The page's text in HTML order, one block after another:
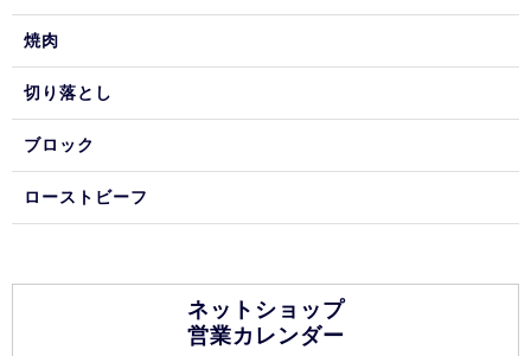
焼肉
切り落とし
ブロック
ローストビーフ
ネットショップ
営業カレンダー